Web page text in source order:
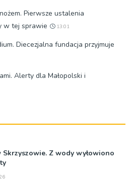
Pierwsze ustalenia
w tej sprawie
13:01
Diecezjalna fundacja przyjmuje
Alerty dla Małopolski i
Skrzyszowie. Z wody wyłowiono